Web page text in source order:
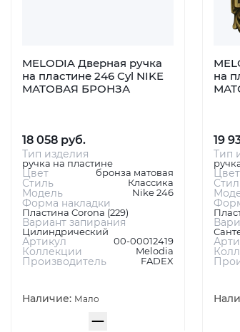
MELODIA Дверная ручка
на пластине 246 Cyl NIKE
МАТОВАЯ БРОНЗА
18 058 руб.
Тип изделия
ручка на пластине
Цвет бронза матовая
Стиль Классика
Модель Nike 246
Форма накладки
Пластина Corona (229)
Вариант запирания
Цилиндрический
Артикул 00-00012419
Коллекции Melodia
Производитель FADEX
Наличие: Мало
на
19
Тип
Цвет